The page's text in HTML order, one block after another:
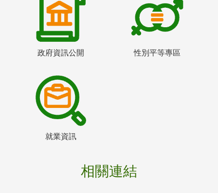
政府資訊公開 性別平等專區
就業資訊
相關連結